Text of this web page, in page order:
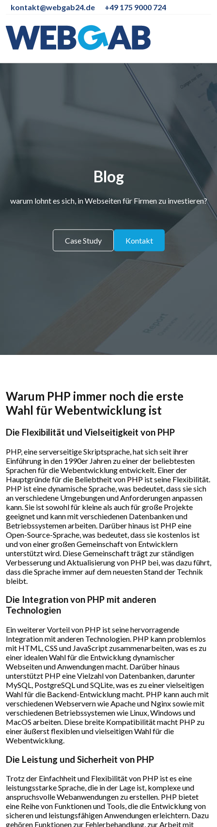
kontakt@webgab24.de +49 175 9000 724
Blog
warum lohnt es sich, in Webseiten für Firmen zu investieren?
Case Study Kontakt
Warum PHP immer noch die erste
Wahl für Webentwicklung ist
Die Flexibilität und Vielseitigkeit von PHP
PHP, eine serverseitige Skriptsprache, hat sich seit ihrer
Einführung in den 1990er Jahren zu einer der beliebtesten
Sprachen für die Webentwicklung entwickelt. Einer der
Hauptgründe für die Beliebtheit von PHP ist seine Flexibilität.
PHP ist eine dynamische Sprache, was bedeutet, dass sie sich
an verschiedene Umgebungen und Anforderungen anpassen
kann. Sie ist sowohl für kleine als auch für große Projekte
geeignet und kann mit verschiedenen Datenbanken und
Betriebssystemen arbeiten. Darüber hinaus ist PHP eine
Open-Source-Sprache, was bedeutet, dass sie kostenlos ist
und von einer großen Gemeinschaft von Entwicklern
unterstützt wird. Diese Gemeinschaft trägt zur ständigen
Verbesserung und Aktualisierung von PHP bei, was dazu führt,
dass die Sprache immer auf dem neuesten Stand der Technik
bleibt.
Die Integration von PHP mit anderen
Technologien
Ein weiterer Vorteil von PHP ist seine hervorragende
Integration mit anderen Technologien. PHP kann problemlos
mit HTML, CSS und JavaScript zusammenarbeiten, was es zu
einer idealen Wahl für die Entwicklung dynamischer
Webseiten und Anwendungen macht. Darüber hinaus
unterstützt PHP eine Vielzahl von Datenbanken, darunter
MySQL, PostgreSQL und SQLite, was es zu einer vielseitigen
Wahl für die Backend-Entwicklung macht. PHP kann auch mit
verschiedenen Webservern wie Apache und Nginx sowie mit
verschiedenen Betriebssystemen wie Linux, Windows und
MacOS arbeiten. Diese breite Kompatibilität macht PHP zu
einer äußerst flexiblen und vielseitigen Wahl für die
Webentwicklung.
Die Leistung und Sicherheit von PHP
Trotz der Einfachheit und Flexibilität von PHP ist es eine
leistungsstarke Sprache, die in der Lage ist, komplexe und
anspruchsvolle Webanwendungen zu erstellen. PHP bietet
eine Reihe von Funktionen und Tools, die die Entwicklung von
sicheren und leistungsfähigen Anwendungen erleichtern. Dazu
gehören Funktionen zur Fehlerbehandlung, zur Arbeit mit